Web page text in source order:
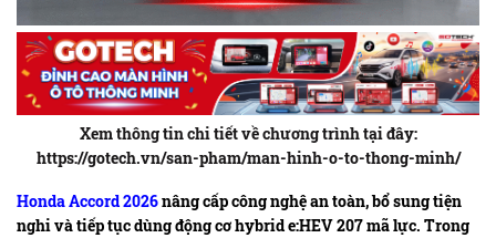
Xem thông tin chi tiết về chương trình tại đây:
https://gotech.vn/san-pham/man-hinh-o-to-thong-minh/
Honda Accord 2026nâng cấp công nghệ an toàn, bổ sung tiện
nghi và tiếp tục dùng động cơ hybrid e:HEV 207 mã lực. Trong